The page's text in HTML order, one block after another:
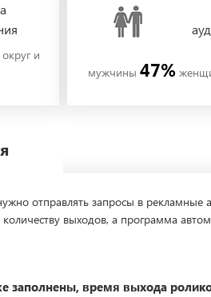
и
мужчины 47%
отправлять запросы в рекламные
выходов, а программа
заполнены, время выхода